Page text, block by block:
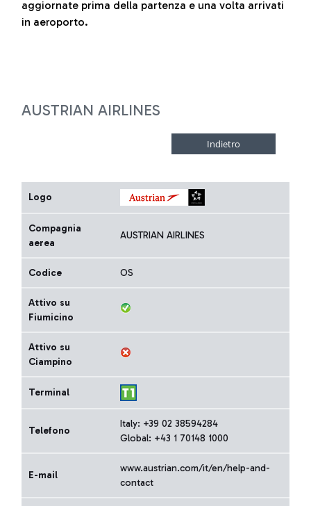
aggiornate prima della partenza e una volta arrivati
in aeroporto.
AUSTRIAN AIRLINES
Logo
Compagnia
aerea
AUSTRIAN AIRLINES
Codice OS
Attivo su
Fiumicino
Attivo su
Ciampino
Terminal
Telefono
Italy: +39 02 38594284
Global: +43 1 70148 1000
E-mail
www.austrian.com/it/en/help-and-
contact